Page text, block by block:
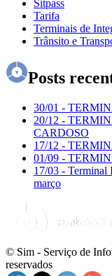
Sitpass
Tarifa
Terminais de
Trânsito e
Posts
30/01 -
20/12 -
CARDOSO
17/12 -
01/09 -
17/03 - Terminal
março
© Sim - Serviço de
reservados